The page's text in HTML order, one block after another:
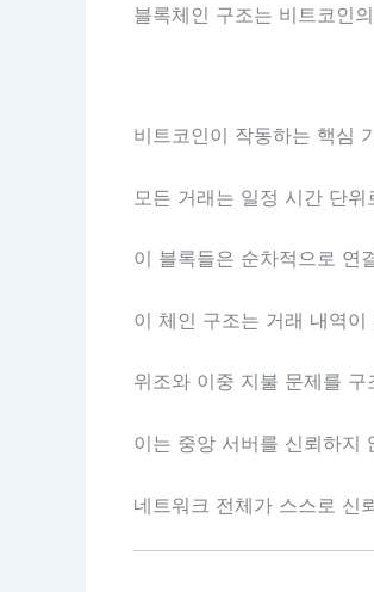
블록체인 구조는 비트코인
비트코인이 작동하는 핵심
모든 거래는 일정 시간 단
이 블록들은 순차적으로 연
이 체인 구조는 거래 내역
위조와 이중 지불 문제를 구
이는 중앙 서버를 신뢰하지
네트워크 전체가 스스로 신